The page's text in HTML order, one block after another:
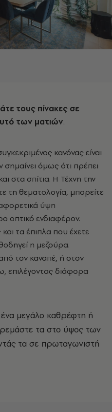
τους πίνακες σε
των ματιών.
κανόνας είναι
σημαίνει όμως ότι πρέπει
στα σπίτια. Η Τέχνη την
τη θεματολογία, μπορείτε
ύψη
οπτικό ενδιαφέρον.
τα έπιπλα που έχετε
η μεζούρα.
τον καναπέ, ή στον
επιλέγοντας διάφορα
μεγάλο καθρέφτη ή
τα στο ύψος των
τα σε πρωταγωνιστή